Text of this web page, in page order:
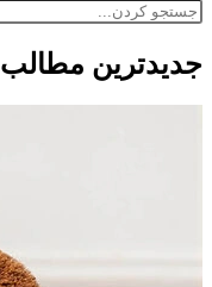
جدید‌ترین مطالب